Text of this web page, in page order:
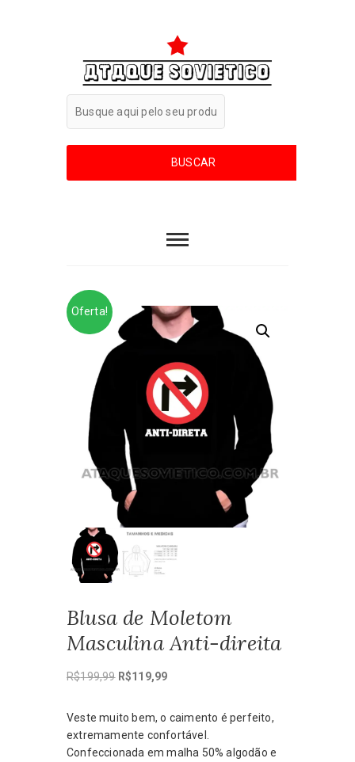
Oferta!
Blusa de Moletom
Masculina Anti-direita
R$199,99 O
original
R$199,99.
R$119,99O
atual
é:
R$119,99.
Veste muito bem, o caimento é perfeito,
extremamente confortável.
Confeccionada em malha 50% algodão e